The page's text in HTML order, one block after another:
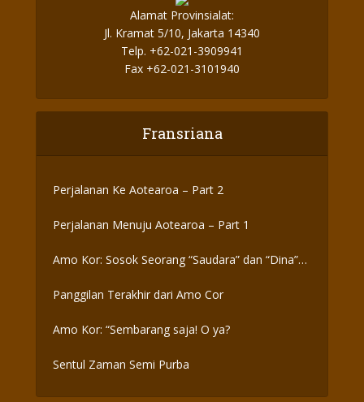
Alamat Provinsialat:
Jl. Kramat 5/10, Jakarta 14340
Telp. +62-021-3909941
Fax +62-021-3101940
Fransriana
Perjalanan Ke Aotearoa – Part 2
Perjalanan Menuju Aotearoa – Part 1
Amo Kor: Sosok Seorang “Saudara” dan “Dina”
Panggilan Terakhir dari Amo Cor
Amo Kor: “Sembarang saja! O ya?
Sentul Zaman Semi Purba